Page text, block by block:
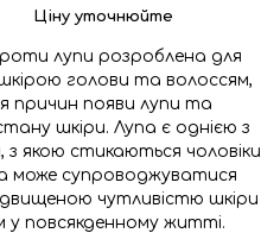
Ціну уточнюйте
лупи розроблена для
голови та волоссям,
причин появи лупи та
шкіри. Лупа є однією з
якою стикаються чоловіки
може супроводжуватися
чутливістю шкіри
повсякденному житті.